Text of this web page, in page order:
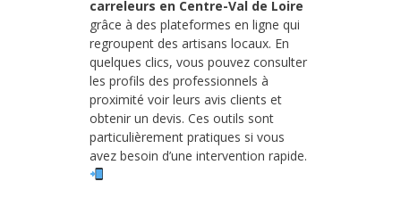
carreleurs en Centre-Val de Loire
grâce à des plateformes en ligne qui
regroupent des artisans locaux. En
quelques clics, vous pouvez consulter
les profils des professionnels à
proximité voir leurs avis clients et
obtenir un devis. Ces outils sont
particulièrement pratiques si vous
avez besoin d’une intervention rapide.